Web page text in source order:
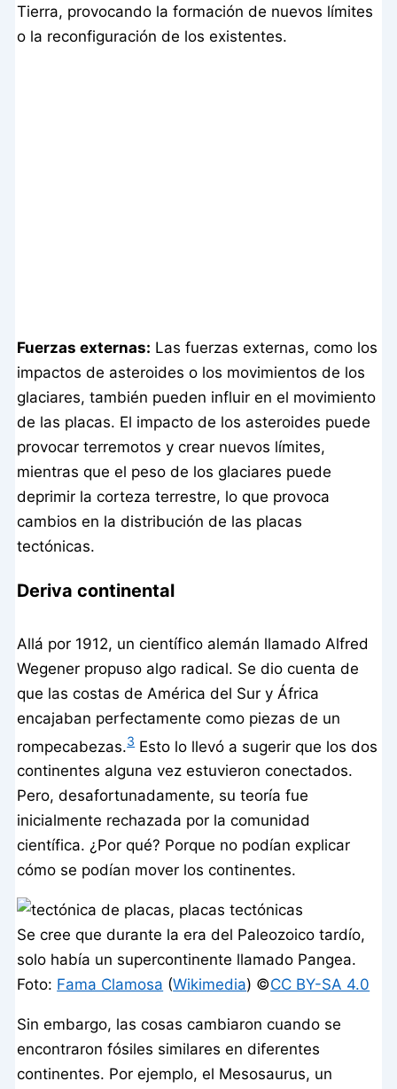
Tierra, provocando la formación de nuevos límites
o la reconfiguración de los existentes.
Fuerzas externas: Las fuerzas externas, como los
impactos de asteroides o los movimientos de los
glaciares, también pueden influir en el movimiento
de las placas. El impacto de los asteroides puede
provocar terremotos y crear nuevos límites,
mientras que el peso de los glaciares puede
deprimir la corteza terrestre, lo que provoca
cambios en la distribución de las placas
tectónicas.
Deriva continental
Allá por 1912, un científico alemán llamado Alfred
Wegener propuso algo radical. Se dio cuenta de
que las costas de América del Sur y África
encajaban perfectamente como piezas de un
rompecabezas.3Esto lo llevó a sugerir que los dos
continentes alguna vez estuvieron conectados.
Pero, desafortunadamente, su teoría fue
inicialmente rechazada por la comunidad
científica. ¿Por qué? Porque no podían explicar
cómo se podían mover los continentes.
Se cree que durante la era del Paleozoico tardío,
solo había un supercontinente llamado Pangea.
Foto: Fama Clamosa (Wikimedia) ©️CC BY-SA 4.0
Sin embargo, las cosas cambiaron cuando se
encontraron fósiles similares en diferentes
continentes. Por ejemplo, el Mesosaurus, un